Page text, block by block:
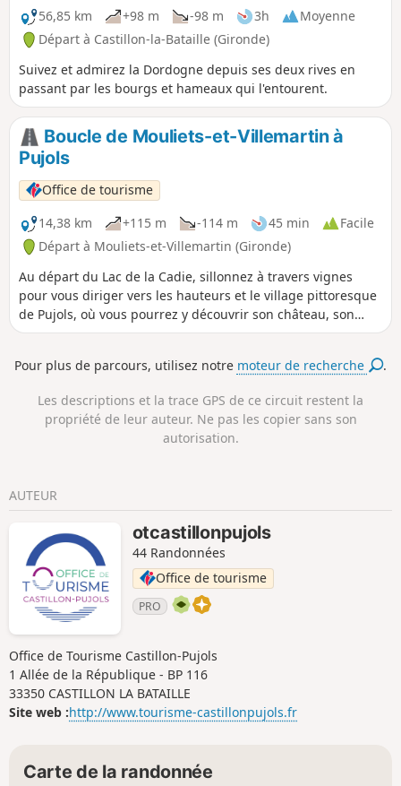
56,85 km
+98 m -98 m 3h
Moyenne
Départ à Castillon-la-Bataille (Gironde)
Suivez et admirez la Dordogne depuis ses deux rives en
passant par les bourgs et hameaux qui l'entourent.
Boucle de Mouliets-et-Villemartin à
Pujols
Office de tourisme
14,38 km
+115 m -114 m 45 min
Facile
Départ à Mouliets-et-Villemartin (Gironde)
Au départ du Lac de la Cadie, sillonnez à travers vignes
pour vous diriger vers les hauteurs et le village pittoresque
de Pujols, où vous pourrez y découvrir son château, son
église et son patrimoine.
Pour plus de parcours, utilisez notre moteur de recherche .
Les descriptions et la trace GPS de ce circuit restent la
propriété de leur auteur. Ne pas les copier sans son
autorisation.
AUTEUR
otcastillonpujols
44 Randonnées
Office de tourisme
PRO
Office de Tourisme Castillon-Pujols
1 Allée de la République - BP 116
33350 CASTILLON LA BATAILLE
Site web :http://www.tourisme-castillonpujols.fr
Carte de la randonnée